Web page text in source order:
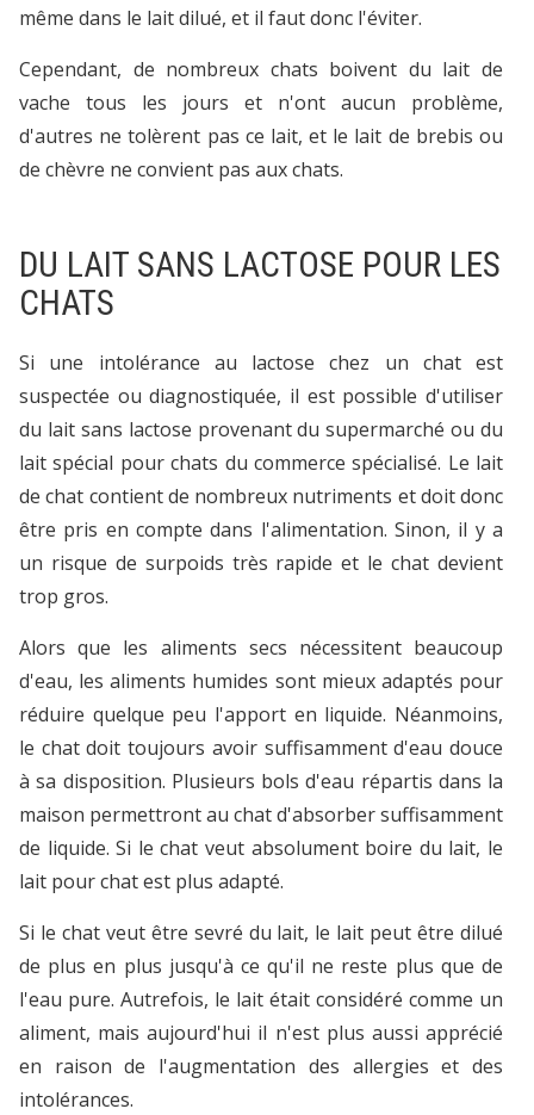
même dans le lait dilué, et il faut donc l'éviter.
Cependant, de nombreux chats boivent du lait de
vache tous les jours et n'ont aucun problème,
d'autres ne tolèrent pas ce lait, et le lait de brebis ou
de chèvre ne convient pas aux chats.
DU LAIT SANS LACTOSE POUR LES
CHATS
Si une intolérance au lactose chez un chat est
suspectée ou diagnostiquée, il est possible d'utiliser
du lait sans lactose provenant du supermarché ou du
lait spécial pour chats du commerce spécialisé. Le lait
de chat contient de nombreux nutriments et doit donc
être pris en compte dans l'alimentation. Sinon, il y a
un risque de surpoids très rapide et le chat devient
trop gros.
Alors que les aliments secs nécessitent beaucoup
d'eau, les aliments humides sont mieux adaptés pour
réduire quelque peu l'apport en liquide. Néanmoins,
le chat doit toujours avoir suffisamment d'eau douce
à sa disposition. Plusieurs bols d'eau répartis dans la
maison permettront au chat d'absorber suffisamment
de liquide. Si le chat veut absolument boire du lait, le
lait pour chat est plus adapté.
Si le chat veut être sevré du lait, le lait peut être dilué
de plus en plus jusqu'à ce qu'il ne reste plus que de
l'eau pure. Autrefois, le lait était considéré comme un
aliment, mais aujourd'hui il n'est plus aussi apprécié
en raison de l'augmentation des allergies et des
intolérances.